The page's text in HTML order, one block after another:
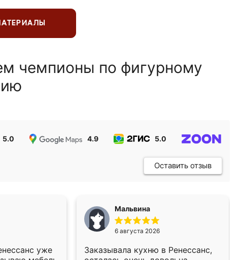
чемпионы по фигурному
5.0 4.9 5.0
Оставить отзыв
уже
Мальвина
6 августа 2026
Заказывала кухню в Ренессанс,